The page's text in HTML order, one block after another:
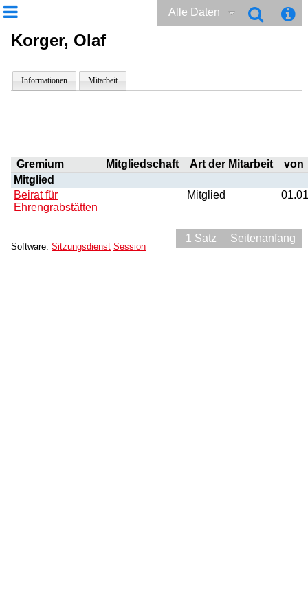
Alle Daten
Korger, Olaf
Informationen Mitarbeit
Gremium Mitgliedschaft Art der Mitarbeit
von
Mitglied
Beirat für
Ehrengrabstätten
Mitglied
1 Satz Seitenanfang
Software: Sitzungsdienst Session